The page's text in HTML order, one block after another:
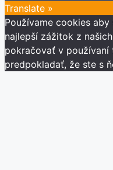
Translate »
Používame cookies
najlepší zážitok z
pokračovať v
predpokladať, že ste s